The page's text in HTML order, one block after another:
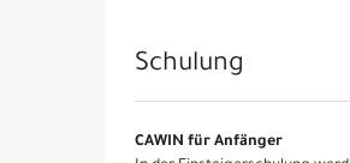
Produkte
Schulung
CAWIN für Anfänger